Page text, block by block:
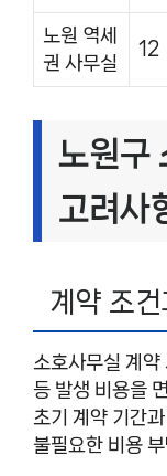
노원 역세
권 사무실
12
노원구
고려사
계약 조
소호사무실 계
등 발생 비용을
초기 계약 기간
불필요한 비용